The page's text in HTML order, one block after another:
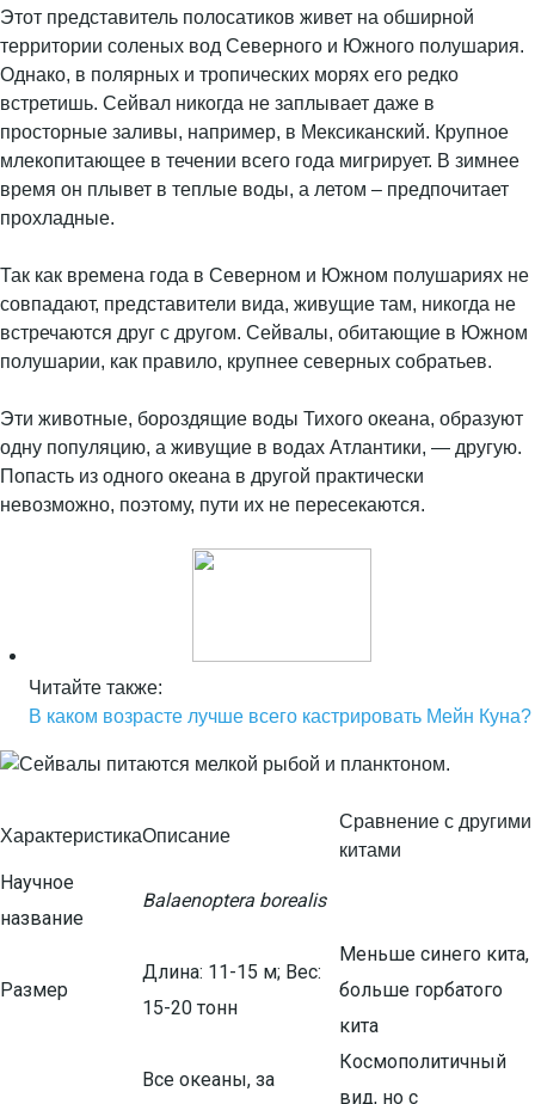
Этот представитель полосатиков живет на обширной
территории соленых вод Северного и Южного полушария.
Однако, в полярных и тропических морях его редко
встретишь. Сейвал никогда не заплывает даже в
просторные заливы, например, в Мексиканский. Крупное
млекопитающее в течении всего года мигрирует. В зимнее
время он плывет в теплые воды, а летом – предпочитает
прохладные.
Так как времена года в Северном и Южном полушариях не
совпадают, представители вида, живущие там, никогда не
встречаются друг с другом. Сейвалы, обитающие в Южном
полушарии, как правило, крупнее северных собратьев.
Эти животные, бороздящие воды Тихого океана, образуют
одну популяцию, а живущие в водах Атлантики, — другую.
Попасть из одного океана в другой практически
невозможно, поэтому, пути их не пересекаются.
Читайте также:
В каком возрасте лучше всего кастрировать Мейн Куна?
ХарактеристикаОписание
Сравнение с другими
китами
Научное
название
Balaenoptera borealis
Размер
Длина: 11-15 м; Вес:
15-20 тонн
Меньше синего кита,
больше горбатого
кита
Все океаны, за
Космополитичный
вид, но с